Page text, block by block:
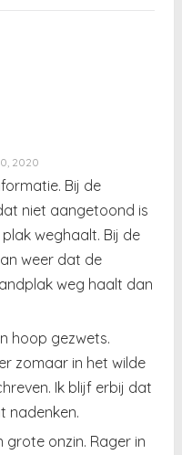
2020
Bij de
niet aangetoond is
weghaalt. Bij de
weer dat de
weg haalt dan
hoop gezwets.
zomaar in het wilde
Ik blijf erbij dat
nadenken.
grote onzin. Rager in